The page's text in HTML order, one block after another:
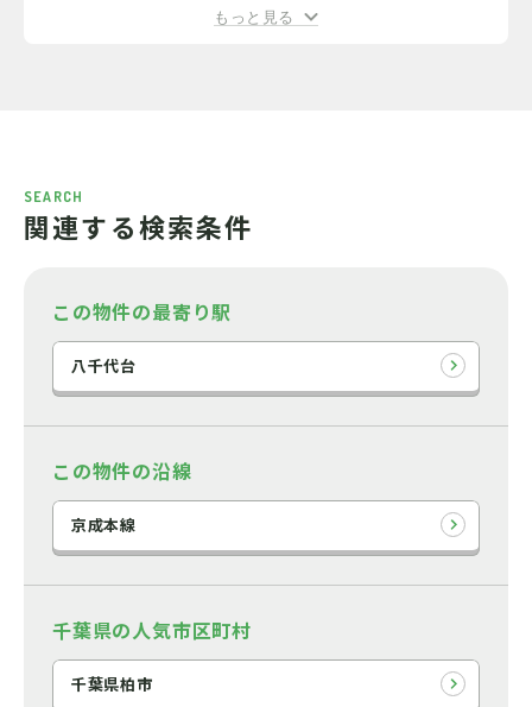
もっと見る
SEARCH
関連する検索条件
この物件の最寄り駅
八千代台
この物件の沿線
京成本線
千葉県の人気市区町村
千葉県柏市